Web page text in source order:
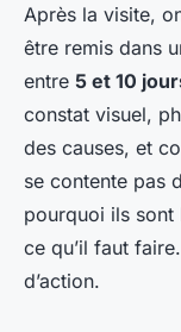
Après la visite,
être remis dans
entre 5 et 10
constat visuel,
des causes, et
se contente pas
pourquoi ils sont
ce qu’il faut
d’action.